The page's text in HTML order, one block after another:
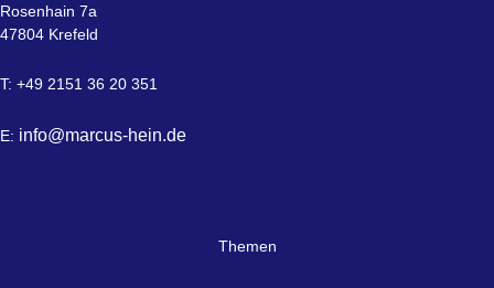
Rosenhain 7a
47804 Krefeld
T: +49 2151 36 20 351
E: info@marcus-hein.de
Themen